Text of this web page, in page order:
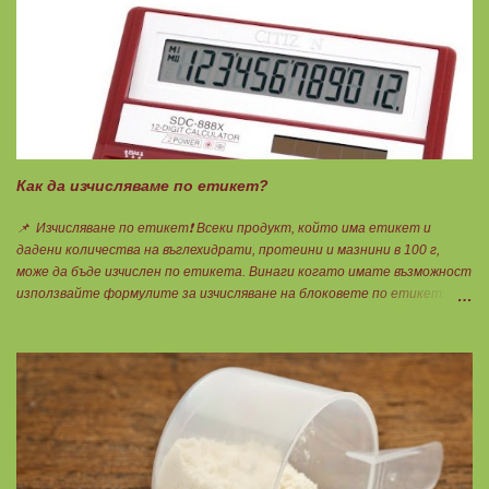
Как да изчисляваме по етикет?
📌 Изчисляване по етикет❗ Всеки продукт, който има етикет и
дадени количества на въглехидрати, протеини и мазнини в 100 г,
може да бъде изчислен по етикета. Винаги когато имате възможност
използвайте формулите за изчисляване на блоковете по етикет:
въглехидрати в 100 г = количеството въглехидрати за 1 блок.
Мазнини: 150 : количеството мазнини в 100 г продукт = мазнините за
1 блок.